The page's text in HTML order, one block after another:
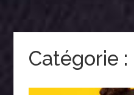
Catégorie :